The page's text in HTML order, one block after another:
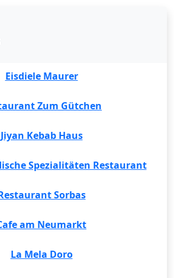
Eisdiele Maurer
Zum Gütchen
Jiyan Kebab Haus
Spezialitäten Restaurant
Sorbas
am Neumarkt
La Mela Doro